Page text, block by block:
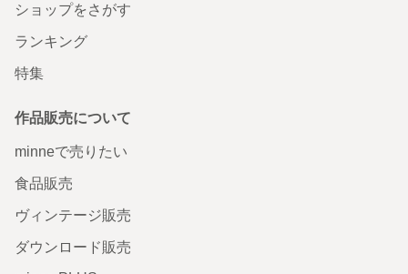
ショップをさがす
ランキング
特集
作品販売について
minneで売りたい
食品販売
ヴィンテージ販売
ダウンロード販売